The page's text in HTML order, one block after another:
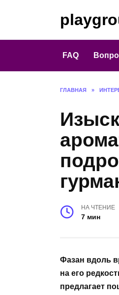
FAQ
ГЛАВНАЯ »
НА ЧТЕНИЕ
7 мин
Фазан вдоль
на его
предлагает